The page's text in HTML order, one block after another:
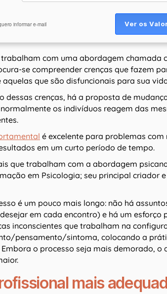
informar e-mail
trabalham com uma abordagem chamada
se compreender crenças que fazem
que são disfuncionais para sua
dessas crenças, há a proposta de
os indivíduos reagem das
é excelente para problemas
em um curto período de tempo.
que trabalham com a abordagem
em Psicologia; seu principal criador
é um pouco mais longo: não há
em cada encontro) e há um esforço
inconscientes que trabalham na
pensamento/sintoma, colocando a
o processo seja mais demorado, o
mais